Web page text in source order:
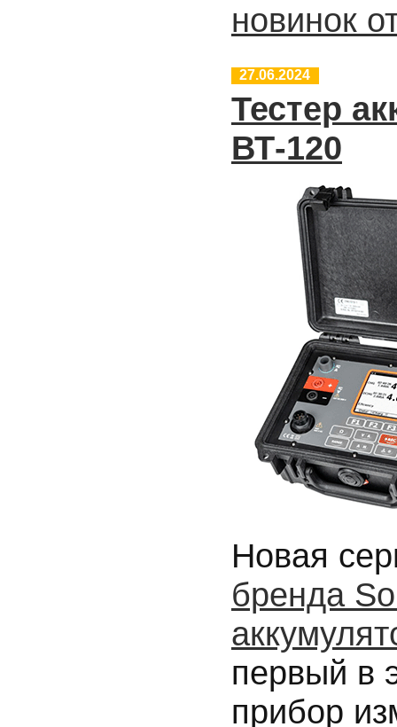
новинок
27.06.2024
Тестер
ВТ-120
Новая
бренда
первый в
прибор